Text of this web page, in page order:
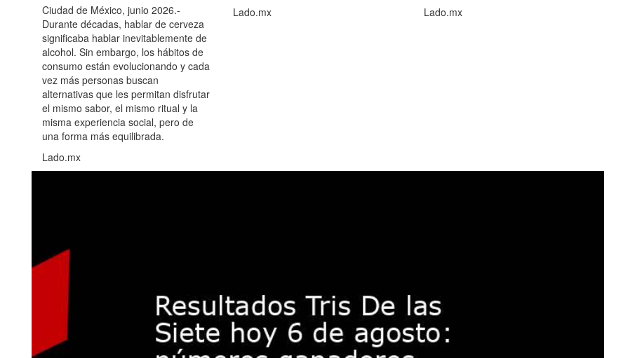
Ciudad de México, junio 2026.-
Durante décadas, hablar de cerveza
significaba hablar inevitablemente de
alcohol. Sin embargo, los hábitos de
consumo están evolucionando y cada
vez más personas buscan
alternativas que les permitan disfrutar
el mismo sabor, el mismo ritual y la
misma experiencia social, pero de
una forma más equilibrada.
Lado.mx
Lado.mx
Lado.mx